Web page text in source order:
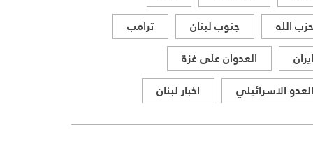
حزب الله
جنوب لبنان
ترامب
ايران
العدوان على غزة
العدو الاسرائيلي
اخبار لبنان